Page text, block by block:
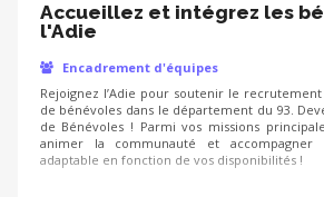
Accueillez et intégrez les
l'Adie
Encadrement d'équipes
Rejoignez l’Adie pour soutenir le
de bénévoles dans le département du 93.
de Bénévoles ! Parmi vos missions
animer la communauté et accompagner
adaptable en fonction de vos disponibilités !